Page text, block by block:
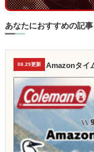
あなたにおすすめの記事
08.29更新 Amazonタイ